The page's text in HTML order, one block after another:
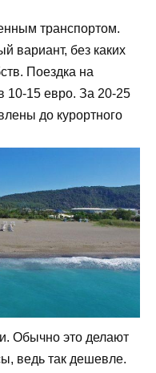
транспортом.
вариант, без каких
Поездка на
10-15 евро. За 20-25
до курортного
Обычно это делают
ведь так дешевле.